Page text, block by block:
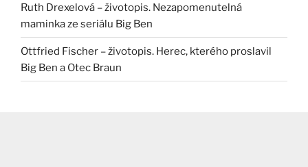
Ruth Drexelová – životopis. Nezapomenutelná
maminka ze seriálu Big Ben
Ottfried Fischer – životopis. Herec, kterého proslavil
Big Ben a Otec Braun